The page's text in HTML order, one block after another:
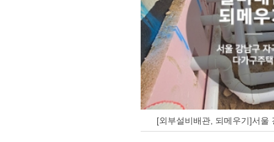
[외부설비배관, 되메우기]서울